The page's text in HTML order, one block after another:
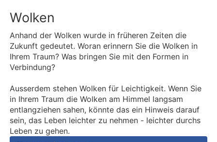
Wolken
Anhand der Wolken wurde in früheren Zeiten die
Zukunft gedeutet. Woran erinnern Sie die Wolken in
Ihrem Traum? Was bringen Sie mit den Formen in
Verbindung?
Ausserdem stehen Wolken für Leichtigkeit. Wenn Sie
in Ihrem Traum die Wolken am Himmel langsam
entlangziehen sahen, könnte das ein Hinweis darauf
sein, das Leben leichter zu nehmen - leichter durchs
Leben zu gehen.